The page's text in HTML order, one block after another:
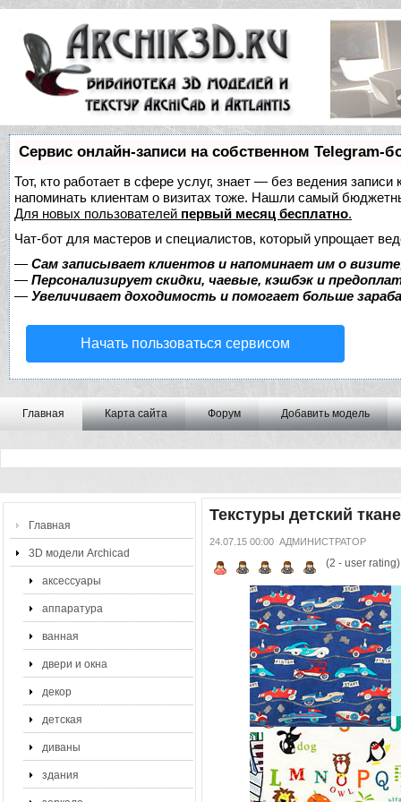
Сервис онлайн-записи на собственном Telegram-
Тот, кто работает в сфере услуг, знает — без ведения
напоминать клиентам о визитах тоже. Нашли самый
Для новых пользователей первый месяц бесплатно.
Чат-бот для мастеров и специалистов, который упрощает
— Сам записывает клиентов и напоминает им о
— Персонализирует скидки, чаевые, кэшбэк и
— Увеличивает доходимость и помогает больше
Начать пользоваться сервисом
Главная Карта сайта Форум Добавить модель
Главная
3D модели Archicad
аксессуары
аппаратура
ванная
двери и окна
декор
детская
диваны
здания
Текстуры детский
24.07.15 00:00 АДМИНИСТРАТОР
(2 - user rating)